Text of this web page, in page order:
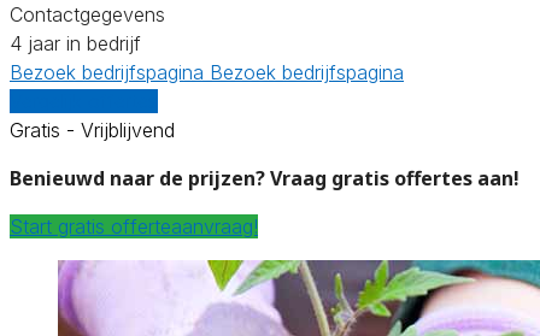
Contactgegevens
4 jaar in bedrijf
Bezoek bedrijfspagina Bezoek bedrijfspagina
Gratis - Vrijblijvend
Benieuwd naar de prijzen? Vraag gratis offertes aan!
Start gratis offerteaanvraag!